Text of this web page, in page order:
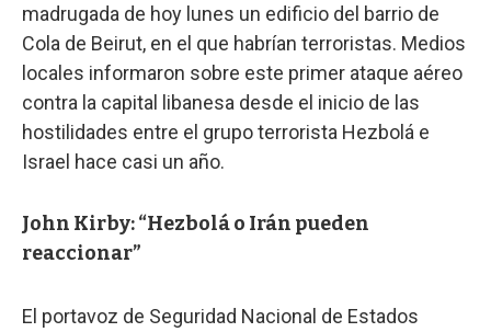
madrugada de hoy lunes un edificio del barrio de
Cola de Beirut, en el que habrían terroristas. Medios
locales informaron sobre este primer ataque aéreo
contra la capital libanesa desde el inicio de las
hostilidades entre el grupo terrorista Hezbolá e
Israel hace casi un año.
John Kirby: “Hezbolá o Irán pueden
reaccionar”
El portavoz de Seguridad Nacional de Estados